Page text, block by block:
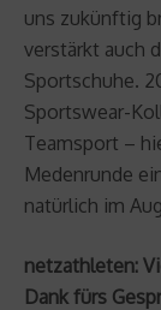
uns zukünftig
verstärkt auch
Sportschuhe.
Sportswear-
Teamsport –
Medenrunde
natürlich im
netzathleten:
Dank fürs